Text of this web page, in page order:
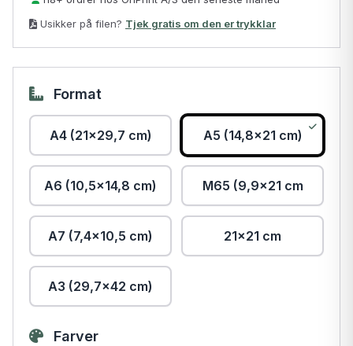
Usikker på filen? Tjek gratis om den er trykklar
Format
A4 (21x29,7 cm) A5 (14,8x21 cm)
A6 (10,5x14,8 cm) M65 (9,9x21 cm
A7 (7,4x10,5 cm) 21x21 cm
A3 (29,7x42 cm)
Farver